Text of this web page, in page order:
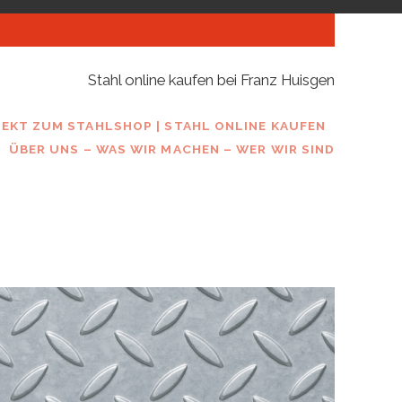
Stahl online kaufen bei Franz Huisgen
ZUM STAHLSHOP | STAHL ONLINE KAUFEN
ÜBER UNS – WAS WIR MACHEN – WER WIR SIND